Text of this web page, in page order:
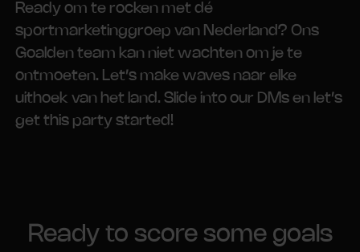
Ready om te rocken met dé
sportmarketinggroep van Nederland? Ons
Goalden team kan niet wachten om je te
ontmoeten. Let’s make waves naar elke
uithoek van het land. Slide into our DMs en let’s
get this party started!
Ready to score some goals